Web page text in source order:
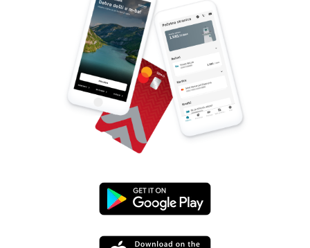
Preuzmi
s